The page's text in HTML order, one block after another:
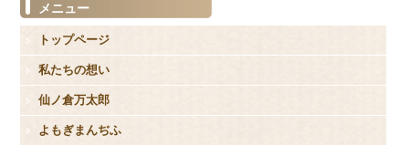
メニュー
トップページ
私たちの想い
仙ノ倉万太郎
よもぎまんぢふ